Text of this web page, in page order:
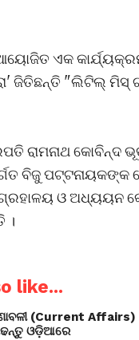
ଏକ
ଜିତିଛନ୍ତି "ଲିଟିଲ୍ ମିସ୍
ରାମନାଥ କୋବିନ୍ଦ
ବିଜୁ ପଟ୍ଟନାୟକଙ୍କ
ଓ ଅଧ୍ୟୟନ
।
like...
(Current Affairs)
ଓଡ଼ିଆରେ